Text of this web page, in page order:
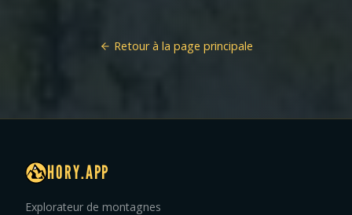
Retour à la page principale
HORY.APP
Explorateur de montagnes